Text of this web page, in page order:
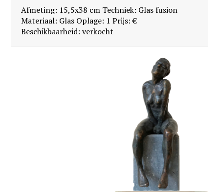
Afmeting: 15,5x38 cm Techniek: Glas fusion
Materiaal: Glas Oplage: 1 Prijs: €
Beschikbaarheid: verkocht